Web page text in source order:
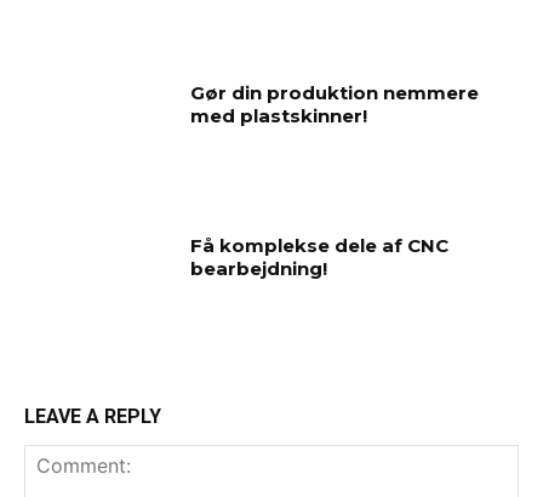
Gør din produktion nemmere
med plastskinner!
Få komplekse dele af CNC
bearbejdning!
LEAVE A REPLY